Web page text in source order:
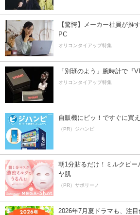
【驚愕】メーカー社員が推
PC
オリコンタイアップ特集
「別班のよう」腕時計で『
オリコンタイアップ特集
自販機にピッ！ですぐに買
（PR）ジハンピ
朝1分貼るだけ！ミルクピ
ヤ肌
（PR）サボリーノ
2026年7月夏ドラマも、注